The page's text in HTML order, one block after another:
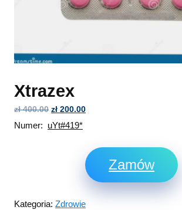
Xtrazex
zł400.00 zł 200.00
Numer: uYt#419*
Zamów
Kategoria: Zdrowie